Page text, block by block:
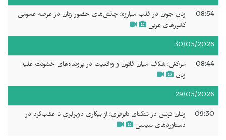
08:54
زنان جوان در قلب مبارزه؛ چالش‌های حضور زنان در عرصه عمومی
کشورهای عربی
30/05/2026
08:44
مراکش؛ شکاف میان قانون و واقعیت در پرونده‌های خشونت علیه
زنان
29/05/2026
09:30
زنـان تونس در تنگنای نابرابری؛ از بیکاری دوبرابری تا عقب‌گرد در
دستاوردهای سیاسی